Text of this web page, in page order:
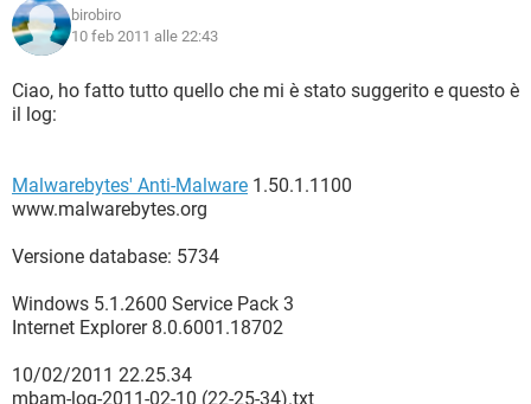
https://www.bing.com/?
toHttps=1&redig=89F3D4EE2FC4485B9349E9B7DD90579D
R1 - HKLM\Software\Microsoft\Internet
Explorer\Main,Search Page =
R0 - HKLM\Software\Microsoft\Internet Explorer\Main,Start
Page =https://www.msn.com/fr-fr/?ocid=iehp
Explorer\Search,SearchAssistant =
Explorer\Search,CustomizeSearch =
R1 -
t Settings,ProxyOverride = *.local
R0 - HKCU\Software\Microsoft\Internet
birobiro
10 feb 2011 alle 22:43
Ciao, ho fatto tutto quello che mi è stato suggerito e questo è
il log:
Malwarebytes' Anti-Malware 1.50.1.1100
www.malwarebytes.org
Versione database: 5734
Windows 5.1.2600 Service Pack 3
Internet Explorer 8.0.6001.18702
10/02/2011 22.25.34
mbam-log-2011-02-10 (22-25-34).txt